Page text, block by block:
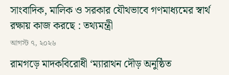
সাংবাদিক, মালিক ও সরকার যৌথভাবে গণমাধ্যমের স্বার্থ
রক্ষায় কাজ করছে : তথ্যমন্ত্রী
আগস্ট ৭, ২০২৬
রামগড়ে মাদকবিরোধী ‘ম্যারাথন দৌড় অনুষ্ঠিত